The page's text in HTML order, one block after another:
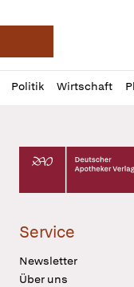
Deutsche
Politik Wirtschaft
Profil
öffnen
Daz
Pur
Deutscher
Service
Newsletter
Über uns